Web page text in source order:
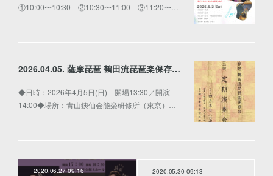
①10:00〜10:30 ②10:30〜11:00 ③11:20〜…
2026.04.05. 薩摩琵琶 鶴田流琵琶楽保存会 第三回 定期演奏会
◆日時：2026年4月5日(日) 開場13:30／開演
14:00◆場所：青山銕仙会能楽研修所（東京）…
2020.06.27 09:16 2020.05.30 09:13